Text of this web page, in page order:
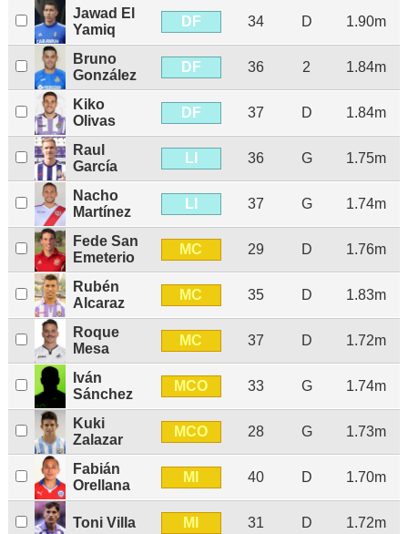
Jawad El
Yamiq
DF 34 D 1.90m
Bruno
González
DF 36 2 1.84m
Kiko
Olivas
DF 37 D 1.84m
Raul
García
LI 36 G 1.75m
Nacho
Martínez
LI 37 G 1.74m
Fede San
Emeterio
MC 29 D 1.76m
Rubén
Alcaraz
MC 35 D 1.83m
Roque
Mesa
MC 37 D 1.72m
Iván
Sánchez
MCO 33 G 1.74m
Kuki
Zalazar
MCO 28 G 1.73m
Fabián
Orellana
MI 40 D 1.70m
Toni Villa MI 31 D 1.72m